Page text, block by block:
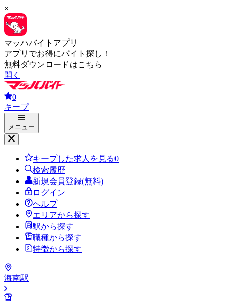
×
マッハバイトアプリ
アプリでお得にバイト探し！
無料ダウンロードはこちら
開く
0
キープ
メニュー
キープした求人を見る0
検索履歴
新規会員登録(無料)
ログイン
ヘルプ
エリアから探す
駅から探す
職種から探す
特徴から探す
海南駅